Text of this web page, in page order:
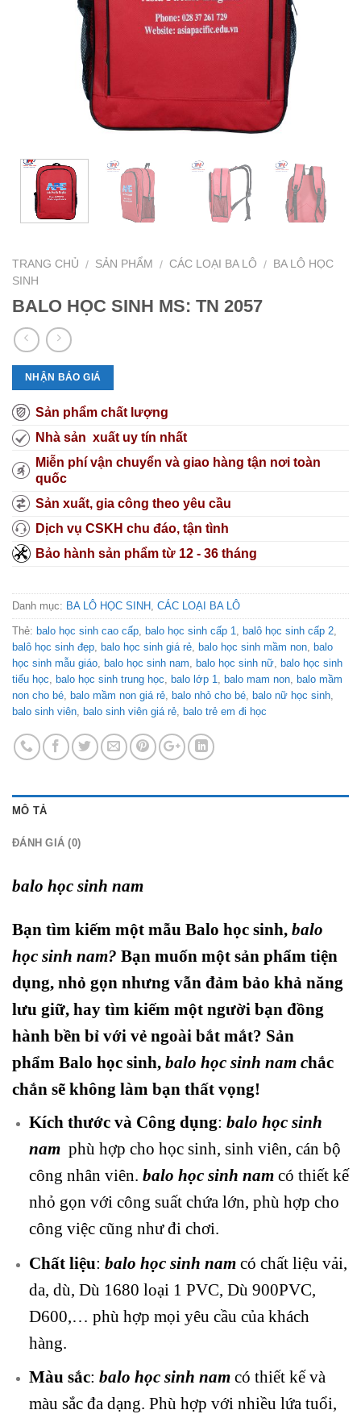
TRANG CHỦ / SẢN PHẨM / CÁC LOẠI BA LÔ / BA LÔ HỌC
SINH
BALO HỌC SINH MS: TN 2057
NHẬN BÁO GIÁ
Sản phẩm chất lượng
Nhà sản xuất uy tín nhất
Miễn phí vận chuyển và giao hàng tận nơi toàn
quốc
Sản xuất, gia công theo yêu cầu
Dịch vụ CSKH chu đáo, tận tình
Bảo hành sản phẩm từ 12 - 36 tháng
Danh mục: BA LÔ HỌC SINH CÁC LOẠI BA LÔ
Thẻ: balo học sinh cao cấp balo học sinh cấp 1 balô học sinh cấp 2
balô học sinh đẹp balo học sinh giá rẻ balo học sinh mầm non balo
học sinh mẫu giáo balo học sinh nam balo học sinh nữ balo học sinh
tiểu học balo học sinh trung học balo lớp 1 balo mam non balo mầm
non cho bé balo mầm non giá rẻ balo nhỏ cho bé balo nữ học sinh
balo sinh viên balo sinh viên giá rẻ balo trẻ em đi học
MÔ TẢ
ĐÁNH GIÁ (0)
balo học sinh nam
Bạn tìm kiếm một mẫu Balo học sinh, balo
học sinh nam? Bạn muốn một sản phẩm tiện
dụng, nhỏ gọn nhưng vẫn đảm bảo khả năng
lưu giữ, hay tìm kiếm một người bạn đồng
hành bền bỉ với vẻ ngoài bắt mắt? Sản
phẩm Balo học sinh, balo học sinh nam chắc
chắn sẽ không làm bạn thất vọng!
Kích thước và Công dụng: balo học sinh
nam phù hợp cho học sinh, sinh viên, cán bộ
công nhân viên. balo học sinh nam có thiết kế
nhỏ gọn với công suất chứa lớn, phù hợp cho
công việc cũng như đi chơi.
Chất liệu: balo học sinh nam có chất liệu vải,
da, dù, Dù 1680 loại 1 PVC, Dù 900PVC,
D600,… phù hợp mọi yêu cầu của khách
hàng.
Màu sắc: balo học sinh nam có thiết kế và
màu sắc đa dạng. Phù hợp với nhiều lứa tuổi,